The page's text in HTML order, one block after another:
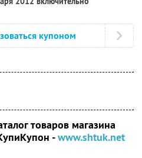
купоном
товаров магазина
-www.shtuk.net